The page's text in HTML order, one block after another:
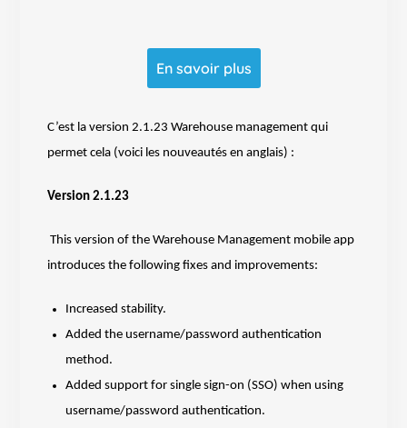
En savoir plus
C’est la version 2.1.23 Warehouse management qui
permet cela (voici les nouveautés en anglais) :
Version 2.1.23
This version of the Warehouse Management mobile app
introduces the following fixes and improvements:
Increased stability.
Added the username/password authentication
method.
Added support for single sign-on (SSO) when using
username/password authentication.